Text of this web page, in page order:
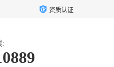
资质认证
: